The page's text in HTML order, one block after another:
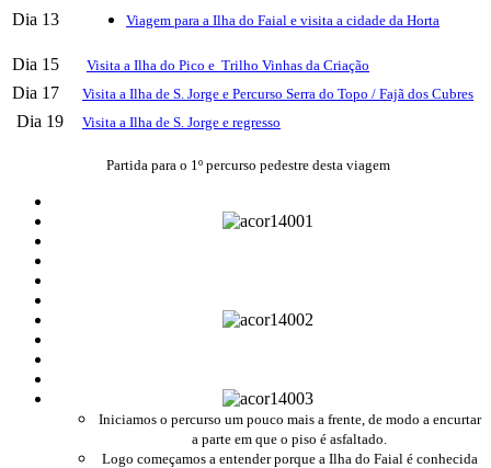
Dia 13 Viagem para a Ilha do Faial e visita a cidade da Horta
Dia 15 Visita a Ilha do Pico e Trilho Vinhas da Criação
Dia 17 Visita a Ilha de S. Jorge e Percurso Serra do Topo / Fajã dos Cubres
Dia 19 Visita a Ilha de S. Jorge e regresso
Partida para o 1º percurso pedestre desta viagem
Iniciamos o percurso um pouco mais a frente, de modo a encurtar
a parte em que o piso é asfaltado.
Logo começamos a entender porque a Ilha do Faial é conhecida